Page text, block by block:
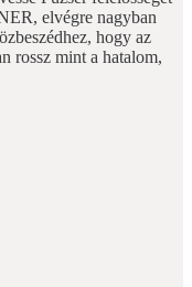
elvégre nagyban
hogy az
rossz mint a hatalom,